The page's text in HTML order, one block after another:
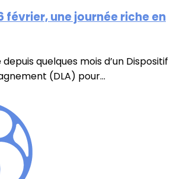
février, une journée riche en
depuis quelques mois d’un Dispositif
(DLA) pour...